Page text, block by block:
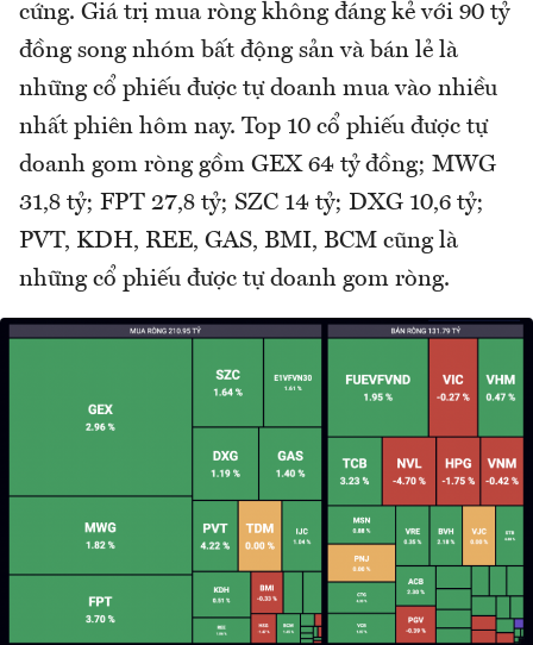
cứng. Giá trị mua ròng không đáng kẻ với 90 tỷ
đồng song nhóm bất động sản và bán lẻ là
những cổ phiếu được tự doanh mua vào nhiều
nhất phiên hôm nay. Top 10 cổ phiếu được tự
doanh gom ròng gồm GEX 64 tỷ đồng; MWG
31,8 tỷ; FPT 27,8 tỷ; SZC 14 tỷ; DXG 10,6 tỷ;
PVT, KDH, REE, GAS, BMI, BCM cũng là
những cổ phiếu được tự doanh gom ròng.